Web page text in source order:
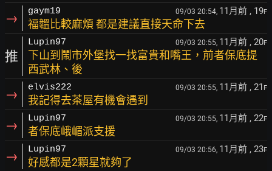
→ gaym19 09/03 20:54, 11月前 , 19F
福韞比較麻煩 都是建議直接天命下去
推
Lupin97 09/03 20:55, 11月前 , 20F
下山到鬧市外堡找一找富貴和嘴王，前者保底提
西武林、後
→ elvis222 09/03 20:55, 11月前 , 21 F
我記得去茶屋有機會遇到
→ Lupin97 09/03 20:55, 11月前 , 22F
者保底峨嵋派支援
→ Lupin97 09/03 20:56, 11月前 , 23F
好感都是2顆星就夠了